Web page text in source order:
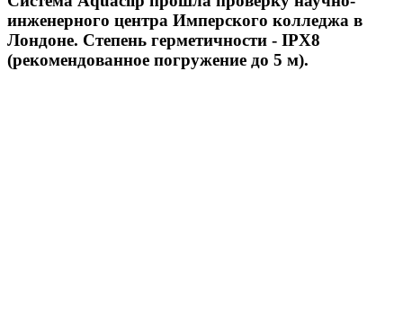
инженерного центра Имперского колледжа в
Лондоне. Степень герметичности - IPX8
(рекомендованное погружение до 5 м).